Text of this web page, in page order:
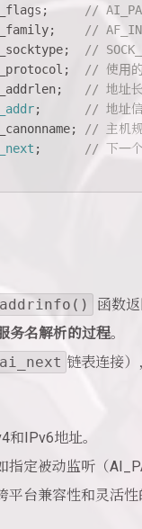
//
//
//
// 使用
// 地址
;
// 地址
// 主机
;
// 下一
函数
务名解析的过程。
ai_next 链表连接）
IPv6地址。
定被动监听（
台兼容性和灵活性